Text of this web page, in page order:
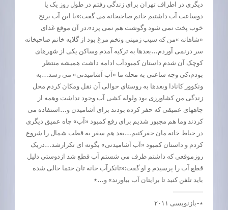
دیگری در اطراف تهران برای زندگی رفتم در طول روز یک یا
دوساعت آب داشتیم خانم صاحبخانه می گفت:«با این آب برنج
خوب پخت نمی شود وگوشت هم نمی پزد».در آن موقع غذای
«شاهانه »من که سیب زمینی وتخم مرغ بود از گلایه خانم صاحبخانه
سر درنمی آوردم…بعدها به ترکیه آمدم وساکن یکی از شهرهای
کوچک آن شدم داستان کمبودآب ادامه داشت همیشه منتظر
بودم،کی وچه ساعتی به محله ما «آب آشامیدنی» می رسد…به
ونکوور کانادا وبعدها به روستای حوالی آن نقل ومکان کردم محل
زندگی من کشاورزی بود ولوله کشی آب وجود نداشت وهمه از
چاههای عمیقی که حفر کرده بودند برای آشامیدن و…استفاده می
کردند وما هم مجبور شدیم برای رفع کمبود «آب» چاه عمیق دیگری
در حیاط خانه مان حفرکنیم…بعد هم سفر به قطب شمال را شروع
کردم و داستان کمبود «آب آشامیدنی» بگونه ای تکرارشد…دریک
روزموقعی که داشتم ظرف می شستم آب قطع شد ازدوستی دلیل
قطع آب را پرسیدم و او گفت:«تانکرآب خانه تان حتما خالی شده
باید تلفن کنید تا برایتان آب بیاورند» و…٭
————–
٭-بازنویسی ۲۰۱۱